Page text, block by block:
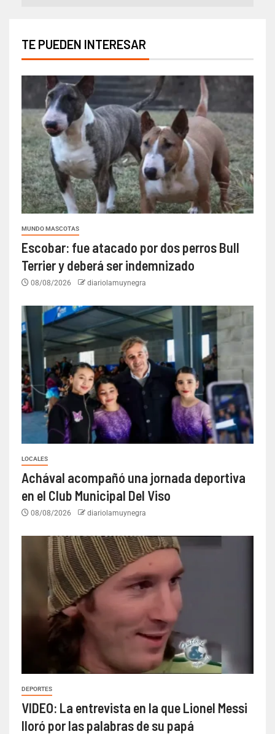
TE PUEDEN INTERESAR
MUNDO MASCOTAS
Escobar: fue atacado por dos perros Bull
Terrier y deberá ser indemnizado
08/08/2026 diariolamuynegra
LOCALES
Achával acompañó una jornada deportiva
en el Club Municipal Del Viso
08/08/2026 diariolamuynegra
DEPORTES
VIDEO: La entrevista en la que Lionel Messi
lloró por las palabras de su papá